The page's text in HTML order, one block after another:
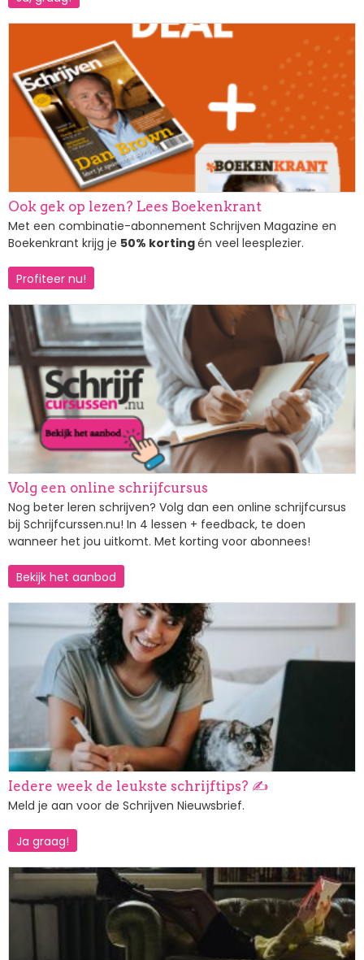
Ook gek op lezen? Lees Boekenkrant
Met een combinatie-abonnement Schrijven Magazine en
Boekenkrant krijg je 50% kortingén veel leesplezier.
Profiteer nu!
Afbeelding
Volg een online schrijfcursus
Nog beter leren schrijven? Volg dan een online schrijfcursus
bij Schrijfcurssen.nu! In 4 lessen + feedback, te doen
wanneer het jou uitkomt. Met korting voor abonnees!
Bekijk het aanbod
Iedere week de leukste schrijftips? ✍️
Meld je aan voor de Schrijven Nieuwsbrief.
Ja graag!
Afbeelding